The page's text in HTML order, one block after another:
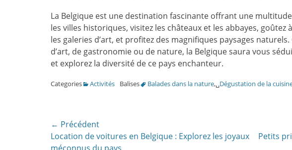
La Belgique est une destination fascinante offrant une
les villes historiques, visitez les châteaux et les abbayes, goûtez
les galeries d’art, et profitez des magnifiques paysages
d’art, de gastronomie ou de nature, la Belgique saura vous
et explorez la diversité de ce pays enchanteur.
Categories Activités Balises Balades dans la nature,␣Dégustation de la
Navigation
de
← Précédent
Article
précédent:
Location de voitures en Belgique : Explorez les joyauxArticle
Petits